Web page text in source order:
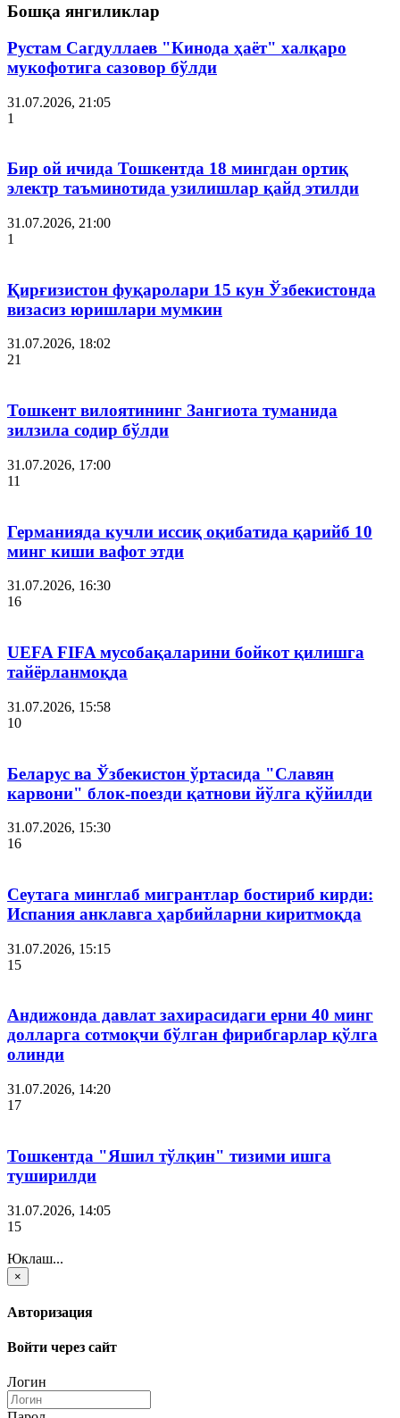
Бошқа янгиликлар
Рустам Сагдуллаев "Кинода ҳаёт" халқаро
мукофотига сазовор бўлди
31.07.2026, 21:05
1
Бир ой ичида Тошкентда 18 мингдан ортиқ
электр таъминотида узилишлар қайд этилди
31.07.2026, 21:00
1
Қирғизистон фуқаролари 15 кун Ўзбекистонда
визасиз юришлари мумкин
31.07.2026, 18:02
21
Тошкент вилоятининг Зангиота туманида
зилзила содир бўлди
31.07.2026, 17:00
11
Германияда кучли иссиқ оқибатида қарийб 10
минг киши вафот этди
31.07.2026, 16:30
16
UEFA FIFA мусобақаларини бойкот қилишга
тайёрланмоқда
31.07.2026, 15:58
10
Беларус ва Ўзбекистон ўртасида "Славян
карвони" блок-поезди қатнови йўлга қўйилди
31.07.2026, 15:30
16
Сеутага минглаб мигрантлар бостириб кирди:
Испания анклавга ҳарбийларни киритмоқда
31.07.2026, 15:15
15
Андижонда давлат захирасидаги ерни 40 минг
долларга сотмоқчи бўлган фирибгарлар қўлга
олинди
31.07.2026, 14:20
17
Тошкентда "Яшил тўлқин" тизими ишга
туширилди
31.07.2026, 14:05
15
Юклаш...
×
Авторизация
Войти через сайт
Логин